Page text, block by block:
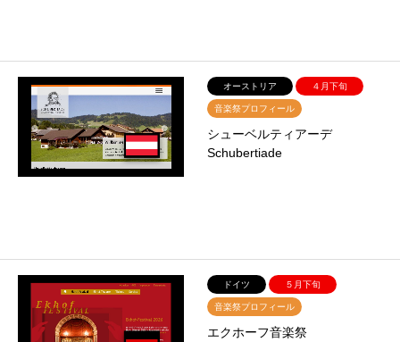
オーストリア ４月下旬
音楽祭プロフィール
シューベルティアーデ
Schubertiade
ドイツ ５月下旬
音楽祭プロフィール
エクホーフ音楽祭